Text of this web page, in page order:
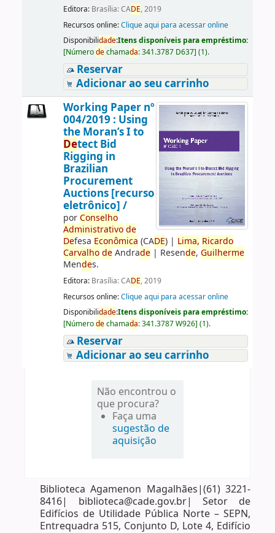
Editora: Brasília: CADE, 2019
Recursos online:Clique aqui para acessar online
Disponibilidade:Itens disponíveis para empréstimo:
[Númerodechamada:341.3787 D637] (1).
Reservar
Adicionar ao seu carrinho
Working Paper nº
004/2019 : Using
the Moran’s I to
Detect Bid
Rigging in
Brazilian
Procurement
Auctions [recurso
eletrônico] /
porConselho
Administrativo de
Defesa Econômica (CADE)| Lima, Ricardo
Carvalho deAndrade| Resende, Guilherme
Mendes.
Editora: Brasília: CADE, 2019
Recursos online:Clique aqui para acessar online
Disponibilidade:Itens disponíveis para empréstimo:
[Númerodechamada:341.3787 W926] (1).
Reservar
Adicionar ao seu carrinho
Não encontrou o
que procura?
Faça uma
sugestão de
aquisição
Biblioteca Agamenon Magalhães|(61) 3221-
8416| biblioteca@cade.gov.br| Setor de
Edifícios de Utilidade Pública Norte – SEPN,
Entrequadra 515, Conjunto D, Lote 4, Edifício